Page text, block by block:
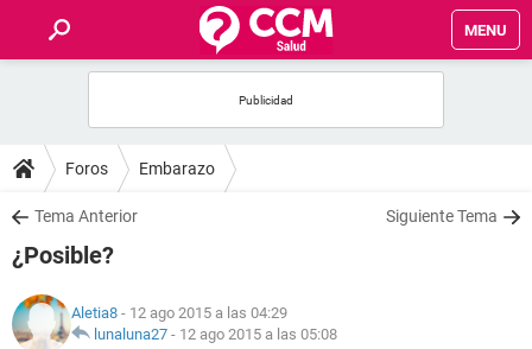
MENU
FOROS
SALUD
FAMILIA
NUTRICIÓN
Foros Embarazo
Tema Anterior Siguiente Tema
¿Posible?
Aletia8 - 12 ago 2015 a las 04:29
lunaluna27 - 12 ago 2015 a las 05:08